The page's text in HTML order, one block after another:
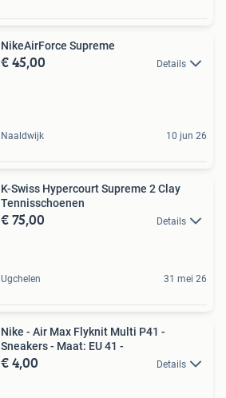
NikeAirForce Supreme
€ 45,00 Details
Naaldwijk 10 jun 26
K-Swiss Hypercourt Supreme 2 Clay
Tennisschoenen
€ 75,00 Details
Ugchelen 31 mei 26
Nike - Air Max Flyknit Multi P41 -
Sneakers - Maat: EU 41 -
€ 4,00 Details